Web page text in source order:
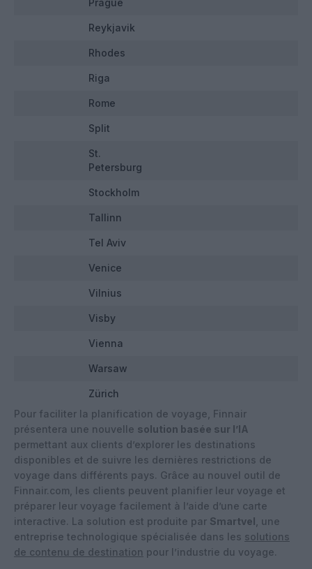
Reykjavik
Rhodes
Riga
Rome
Split
St.
Petersburg
Stockholm
Tallinn
Tel Aviv
Venice
Vilnius
Visby
Vienna
Warsaw
Zürich
Pour faciliter la planification de voyage, Finnair
présentera une nouvelle solution basée sur l’IA
permettant aux clients d’explorer les destinations
disponibles et de suivre les dernières restrictions de
voyage dans différents pays. Grâce au nouvel outil de
Finnair.com, les clients peuvent planifier leur voyage et
préparer leur voyage facilement à l’aide d’une carte
interactive. La solution est produite par Smartvel , une
entreprise technologique spécialisée dans les solutions
de contenu de destination pour l’industrie du voyage.